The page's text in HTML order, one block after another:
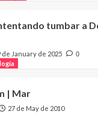
tumbar a
de January de 2025 0
| Mar
27 de May de 2010